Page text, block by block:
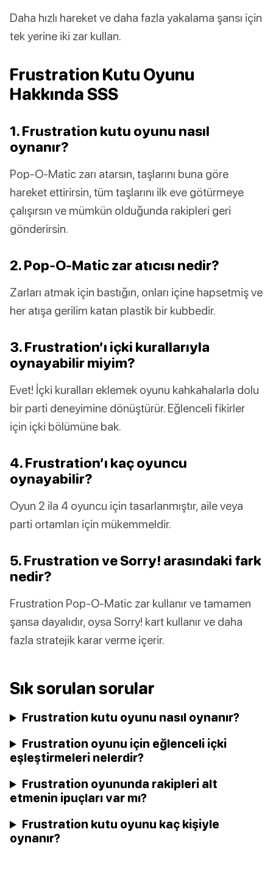
Daha hızlı hareket ve daha fazla yakalama şansı için
tek yerine iki zar kullan.
Frustration Kutu Oyunu
Hakkında SSS
1. Frustration kutu oyunu nasıl
oynanır?
Pop-O-Matic zarı atarsın, taşlarını buna göre
hareket ettirirsin, tüm taşlarını ilk eve götürmeye
çalışırsın ve mümkün olduğunda rakipleri geri
gönderirsin.
2. Pop-O-Matic zar atıcısı nedir?
Zarları atmak için bastığın, onları içine hapsetmiş ve
her atışa gerilim katan plastik bir kubbedir.
3. Frustration’ı içki kurallarıyla
oynayabilir miyim?
Evet! İçki kuralları eklemek oyunu kahkahalarla dolu
bir parti deneyimine dönüştürür. Eğlenceli fikirler
için içki bölümüne bak.
4. Frustration’ı kaç oyuncu
oynayabilir?
Oyun 2 ila 4 oyuncu için tasarlanmıştır, aile veya
parti ortamları için mükemmeldir.
5. Frustration ve Sorry! arasındaki fark
nedir?
Frustration Pop-O-Matic zar kullanır ve tamamen
şansa dayalıdır, oysa Sorry! kart kullanır ve daha
fazla stratejik karar verme içerir.
Sık sorulan sorular
Frustration kutu oyunu nasıl oynanır?
Frustration oyunu için eğlenceli içki
eşleştirmeleri nelerdir?
Frustration oyununda rakipleri alt
etmenin ipuçları var mı?
Frustration kutu oyunu kaç kişiyle
oynanır?